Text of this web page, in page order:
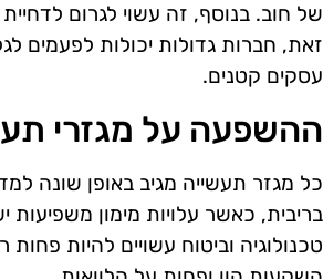
של חוב. בנוסף, זה עשוי לגרום
זאת, חברות גדולות יכולות לפעמים
עסקים קטנים.
ההשפעה על מגזרי
כל מגזר תעשייה מגיב באופן שונה
בריבית, כאשר עלויות מימון משפיעות
טכנולוגיה וביטוח עשויים להיות